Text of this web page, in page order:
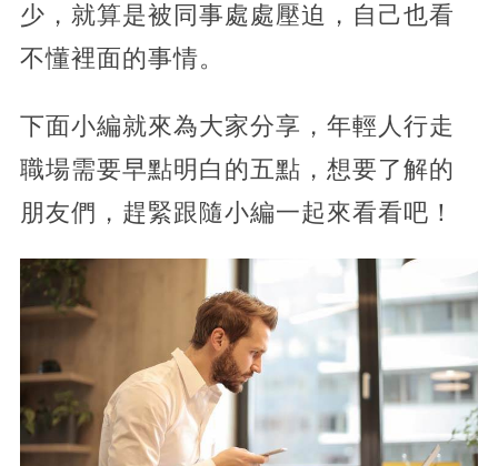
少，就算是被同事處處壓迫，自己也看
不懂裡面的事情。
下面小編就來為大家分享，年輕人行走
職場需要早點明白的五點，想要了解的
朋友們，趕緊跟隨小編一起來看看吧！